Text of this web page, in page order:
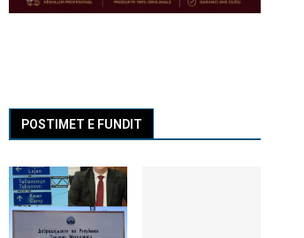
POSTIMET E FUNDIT